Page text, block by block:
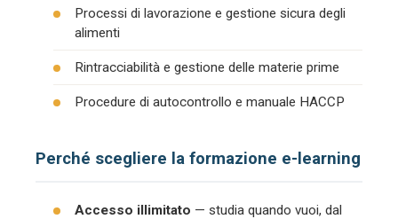
Processi di lavorazione e gestione sicura degli
alimenti
Rintracciabilità e gestione delle materie prime
Procedure di autocontrollo e manuale HACCP
Perché scegliere la formazione e-learning
Accesso illimitato — studia quando vuoi, dal